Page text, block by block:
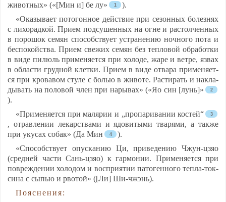
жи­вот­ных» («[Мин и] бе лу»
).
«Ока­зы­ва­ет по­то­гон­ное дей­ствие при се­зон­ных бо­лез­нях
с ли­хо­рад­кой. При­ем под­су­шен­ных на ог­не и рас­тол­чен­ных
в по­ро­шок се­мян спо­собс­тву­ет уст­ра­не­нию ноч­но­го по­та и
бес­по­кой­ства. При­ем све­жих се­мян без теп­ло­вой об­ра­бот­ки
в ви­де пи­люль при­ме­ня­ет­ся при хо­ло­де, жа­ре и вет­ре, яз­вах
в об­лас­ти груд­ной клет­ки. При­ем в ви­де от­ва­ра при­ме­ня­ет­
ся при кро­ва­вом сту­ле с болью в жи­во­те. Рас­ти­рать и нак­ла­
ды­вать на по­ло­вой член при на­ры­вах» («Яо син [лунь]»
).
«При­ме­ня­ет­ся при ма­ля­рии и „про­па­ри­ва­нии кос­тей“
, от­рав­ле­нии ле­карс­тва­ми и ядо­ви­ты­ми тва­ря­ми, а так­же
при уку­сах со­бак» (Да Мин
).
«Спо­собс­тву­ет опус­ка­нию Ци, при­ве­де­нию Чжун-цзяо
(сред­ней час­ти Сань-цзяо) к гар­мо­нии. При­ме­ня­ет­ся при
пов­реж­де­нии хо­ло­дом и восп­ри­ятии па­то­ген­но­го теп­ла-ток­
си­на с сыпью и рво­той» ([Ли] Ши-чжэнь).
По­яс­не­ния: